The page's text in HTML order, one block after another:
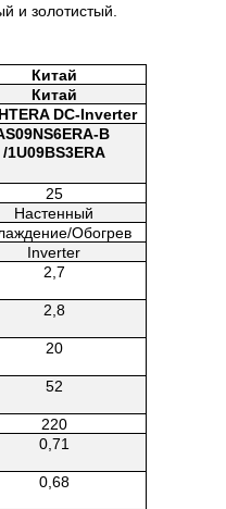
и золотистый.
Китай
Китай
DC-Inverter
B
/1U09BS3ERA
25
Настенный
Обогрев
Inverter
2,7
2,8
20
52
220
0,71
0,68